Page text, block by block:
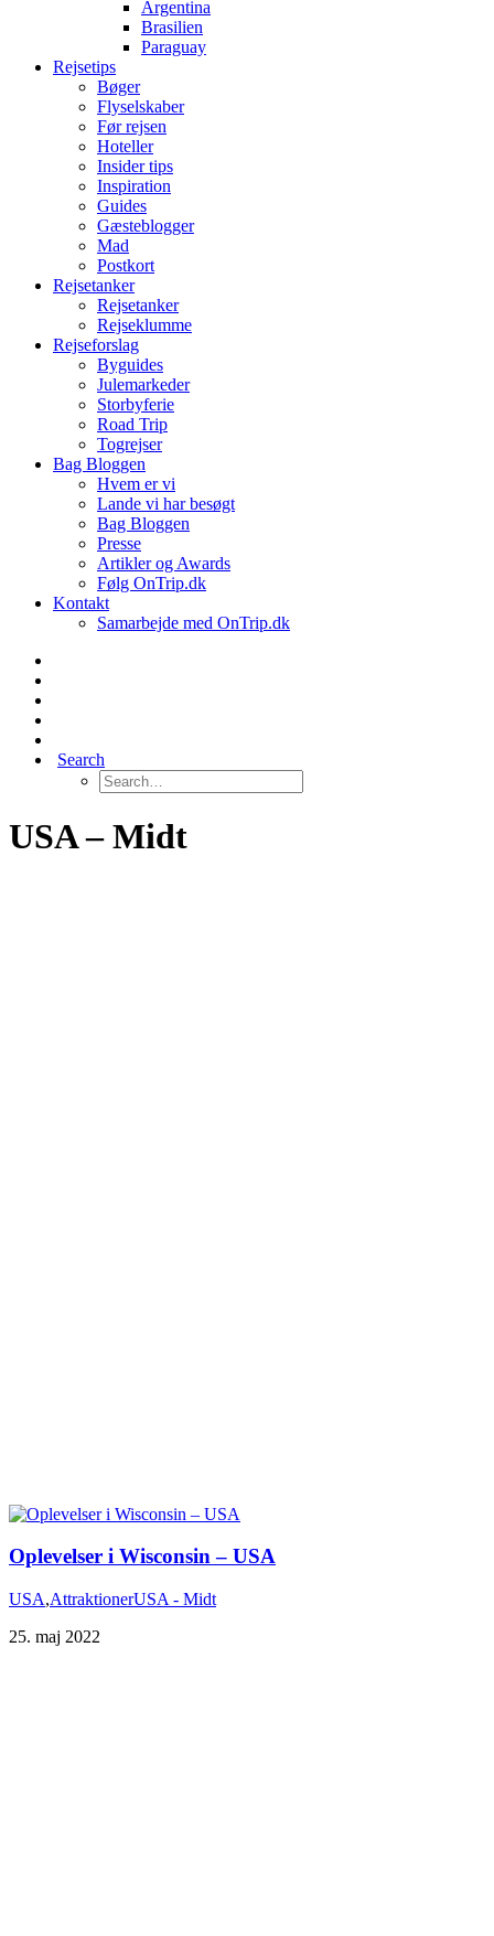
Argentina
Brasilien
Paraguay
Rejsetips
Bøger
Flyselskaber
Før rejsen
Hoteller
Insider tips
Inspiration
Guides
Gæsteblogger
Mad
Postkort
Rejsetanker
Rejsetanker
Rejseklumme
Rejseforslag
Byguides
Julemarkeder
Storbyferie
Road Trip
Togrejser
Bag Bloggen
Hvem er vi
Lande vi har besøgt
Bag Bloggen
Presse
Artikler og Awards
Følg OnTrip.dk
Kontakt
Samarbejde med OnTrip.dk
Search
USA – Midt
Oplevelser i Wisconsin – USA
USA,AttraktionerUSA - Midt
25. maj 2022